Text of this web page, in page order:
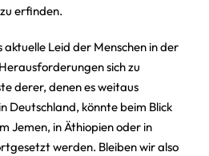
erfinden.
aktuelle Leid der Menschen in der
sich zu
derer, denen es weitaus
Deutschland, könnte beim Blick
Jemen, in Äthiopien oder in
werden. Bleiben wir also